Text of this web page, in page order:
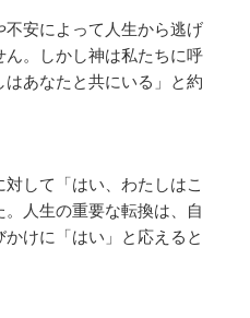
安によって人生から逃げ
。しかし神は私たちに呼
あなたと共にいる」と約
して「はい、わたしはこ
人生の重要な転換は、自
けに「はい」と応えると